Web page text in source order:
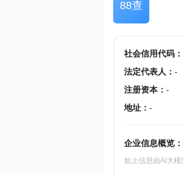
88查
社会信用代码：
法定代表人 ： -
注册资本： -
地址： -
企业信息概览：
如上信息由AI大